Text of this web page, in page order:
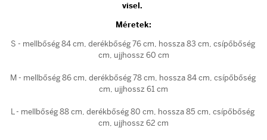
visel.
Méretek:
S - mellbőség 84 cm, derékbőség 76 cm, hossza 83 cm, csípőbőség
cm, ujjhossz 60 cm
M - mellbőség 86 cm, derékbőség 78 cm, hossza 84 cm, csípőbőség
cm, ujjhossz 61 cm
L - mellbőség 88 cm, derékbőség 80 cm, hossza 85 cm, csípőbőség
cm, ujjhossz 62 cm